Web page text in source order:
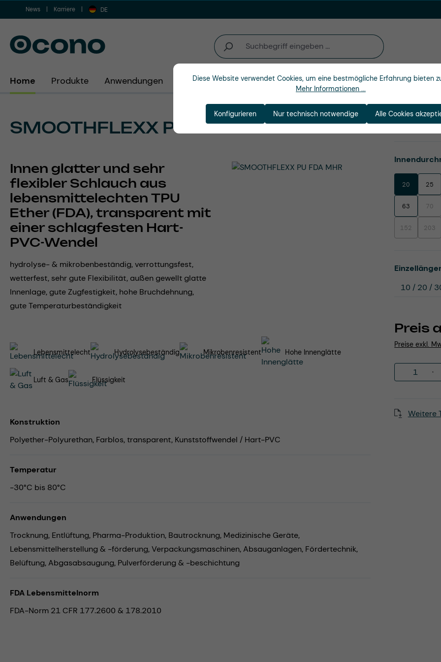
Hauptinhalt springen
Zur Suche springen
Zur Hauptnavigation springen
News Karriere DE
Home Produkte Anwendungen Branchen Unternehmen
SMOOTHFLEXX PU FDA MHR
Innen glatter und sehr
flexibler Schlauch aus
lebensmittelechten TPU
Ether (FDA), transparent mit
einer schlagfesten Hart-
PVC-Wendel
hydrolyse- & mikrobenbeständig, verrottungsfest,
wetterfest, sehr gute Flexibilität, außen gewellt glatte
Innenlage, gute Zugfestigkeit, hohe Bruchdehnung,
gute Temperaturbeständigkeit
Preis
Preise exkl.
20 25
63 70
152(Diese Option
203
Weitere
Lebensmittelecht Hydrolysebeständig Mikrobenresistent Hohe Innenglätte
Luft & Gas Flüssigkeit
Konstruktion
Polyether-Polyurethan, Farblos, transparent, Kunststoffwendel / Hart-PVC
Temperatur
-30°C bis 80°C
Anwendungen
Trocknung, Entlüftung, Pharma-Produktion, Bautrocknung, Medizinische Geräte,
Lebensmittelherstellung & -förderung,Verpackungsmaschinen,Absauganlagen, Fördertechnik,
Belüftung,Abgasabsaugung, Pulverförderung & -beschichtung
FDA Lebensmittelnorm
FDA-Norm 21 CFR 177.2600 & 178.2010
Diese Website verwendet Cookies, um eine bestmögliche Erfahrung bieten
Mehr Informationen ...
Nur technisch notwendige
Konfigurieren Alle Cookies